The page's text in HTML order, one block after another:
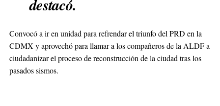
destacó.
Convocó a ir en unidad para refrendar el triunfo del PRD en la
CDMX y aprovechó para llamar a los compañeros de la ALDF a
ciudadanizar el proceso de reconstrucción de la ciudad tras los
pasados sismos.